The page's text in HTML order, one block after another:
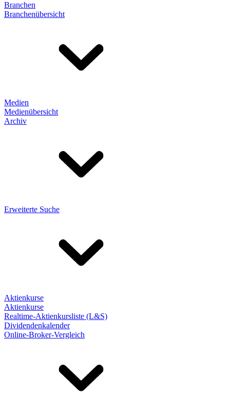
Branchen
Branchenübersicht
Medien
Medienübersicht
Archiv
Erweiterte Suche
Aktienkurse
Aktienkurse
Realtime-Aktienkursliste (L&S)
Dividendenkalender
Online-Broker-Vergleich